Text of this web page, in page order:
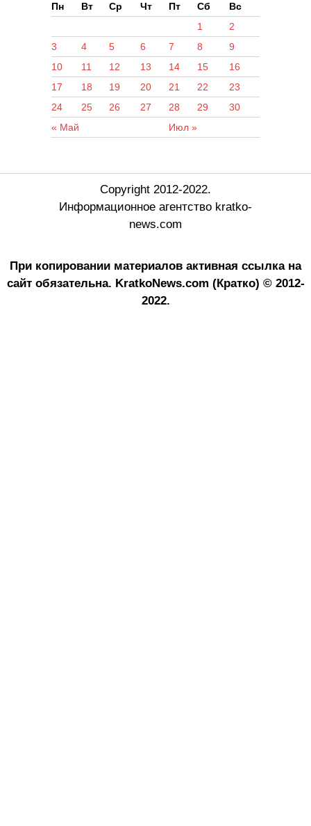
Пн
Вт Ср Чт Пт Сб Вс
« Май Июл »
1
2
3
4 5 6 7 8
9
10
11 12 13 14 15
16
17
18 19 20 21 22
23
24
25 26 27 28 29 30
Copyright 2012-2022.
Информационное агентство kratko-
news.com
При копировании материалов активная ссылка на
сайт обязательна. KratkoNews.com (Кратко) © 2012-
2022.